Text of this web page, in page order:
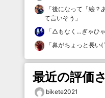
「後になって「絵？
て言いそう 」
「△もなく…ぎゃひ
「鼻がちょっと長い
最近の評価
bikete2021